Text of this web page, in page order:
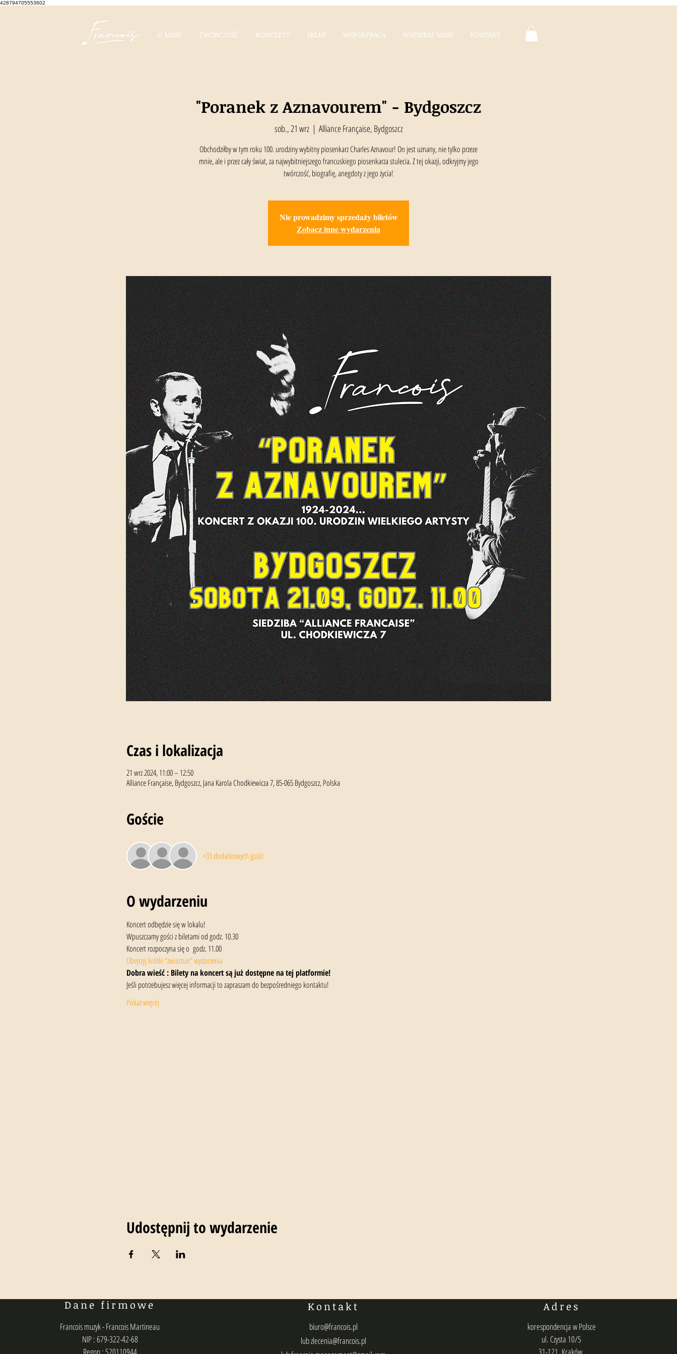
428794705553602
O MNIE TWÓRCZOŚĆ KONCERTY SKLEP WSPÓŁPRACA WSPIERAJ MNIE KONTAKT
"Poranek z Aznavourem" - Bydgoszcz
sob., 21 wrz
  |
Alliance Française, Bydgoszcz
Obchodziłby w tym roku 100. urodziny wybitny piosenkarz Charles Aznavour! On jest uznany, nie tylko przeze
mnie, ale i przez cały świat, za najwybitniejszego francuskiego piosenkarza stulecia. Z tej okazji, odkryjmy jego
twórczość, biografię, anegdoty z jego życia!
Nie prowadzimy sprzedaży biletów
Zobacz inne wydarzenia
Czas i lokalizacja
21 wrz 2024, 11:00 – 12:50
Alliance Française, Bydgoszcz, Jana Karola Chodkiewicza 7, 85-065 Bydgoszcz, Polska
Goście
+33 dodatkowych gości
O wydarzeniu
Koncert odbędzie się w lokalu!
Wpuszczamy gości z biletami od godz. 10.30
Koncert rozpoczyna się o  godz. 11.00
Obejrzyj krótki "zwiastun" wydarzenia
Dobra wieść : Bilety na koncert są już dostępne na tej platformie!
Jeśli potrzebujesz więcej informacji to zapraszam do bezpośredniego kontaktu!
Pokaż więcej
Udostępnij to wydarzenie
Dane firmowe
Francois muzyk - Francois Martineau
NIP : 679-322-42-68
Regon : 520110944
Kontakt
biuro@francois.pl
lubzlecenia@francois.pl
Adres
korespondencja w Polsce
ul. Czysta 10/5
31-121, Kraków